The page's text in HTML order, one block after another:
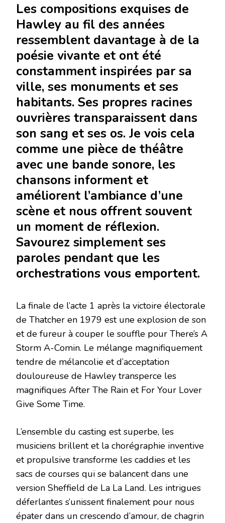
Les compositions exquises de
Hawley au fil des années
ressemblent davantage à de la
poésie vivante et ont été
constamment inspirées par sa
ville, ses monuments et ses
habitants. Ses propres racines
ouvrières transparaissent dans
son sang et ses os. Je vois cela
comme une pièce de théâtre
avec une bande sonore, les
chansons informent et
améliorent l’ambiance d’une
scène et nous offrent souvent
un moment de réflexion.
Savourez simplement ses
paroles pendant que les
orchestrations vous emportent.
La finale de l’acte 1 après la victoire électorale
de Thatcher en 1979 est une explosion de son
et de fureur à couper le souffle pour There’s A
Storm A-Comin. Le mélange magnifiquement
tendre de mélancolie et d’acceptation
douloureuse de Hawley transperce les
magnifiques After The Rain et For Your Lover
Give Some Time.
L’ensemble du casting est superbe, les
musiciens brillent et la chorégraphie inventive
et propulsive transforme les caddies et les
sacs de courses qui se balancent dans une
version Sheffield de La La Land. Les intrigues
déferlantes s’unissent finalement pour nous
épater dans un crescendo d’amour, de chagrin